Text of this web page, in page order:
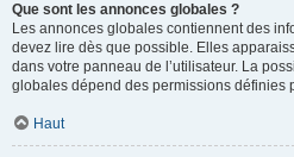
Que sont les annonces globales ?
Les annonces globales contiennent des
devez lire dès que possible. Elles
dans votre panneau de l’utilisateur. La
globales dépend des permissions définies
Haut